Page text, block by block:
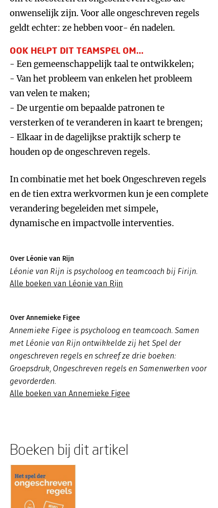
onwenselijk zijn. Voor alle ongeschreven regels
geldt echter: ze hebben voor- én nadelen.
OOK HELPT DIT TEAMSPEL OM...
- Een gemeenschappelijk taal te ontwikkelen;
- Van het probleem van enkelen het probleem
van velen te maken;
- De urgentie om bepaalde patronen te
versterken of te veranderen in kaart te brengen;
- Elkaar in de dagelijkse praktijk scherp te
houden op de ongeschreven regels.
In combinatie met het boek Ongeschreven regels
en de tien extra werkvormen kun je een complete
verandering begeleiden met simpele,
dynamische en impactvolle interventies.
Over Léonie van Rijn
Léonie van Rijn is psycholoog en teamcoach bij Firijn.
Alle boeken van Léonie van Rijn
Over Annemieke Figee
Annemieke Figee is psycholoog en teamcoach. Samen
met Léonie van Rijn ontwikkelde zij het Spel der
ongeschreven regels en schreef ze drie boeken:
Groepsdruk, Ongeschreven regels en Samenwerken voor
gevorderden.
Alle boeken van Annemieke Figee
Boeken bij dit artikel